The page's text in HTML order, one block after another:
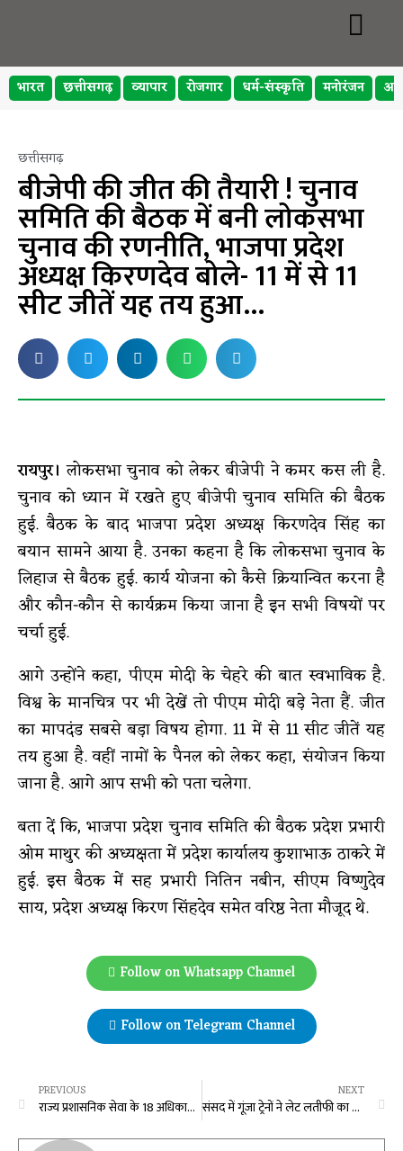
भारत छत्तीसगढ़ व्यापार रोजगार धर्म-संस्कृति मनोरंजन
छत्तीसगढ़
बीजेपी की जीत की तैयारी ! चुनाव
समिति की बैठक में बनी लोकसभा
चुनाव की रणनीति, भाजपा प्रदेश
अध्यक्ष किरणदेव बोले- 11 में से 11
सीट जीतें यह तय हुआ…
रायपुर। लोकसभा चुनाव को लेकर बीजेपी ने कमर कस ली है.
चुनाव को ध्यान में रखते हुए बीजेपी चुनाव समिति की बैठक
हुई. बैठक के बाद भाजपा प्रदेश अध्यक्ष किरणदेव सिंह का
बयान सामने आया है. उनका कहना है कि लोकसभा चुनाव के
लिहाज से बैठक हुई. कार्य योजना को कैसे क्रियान्वित करना है
और कौन-कौन से कार्यक्रम किया जाना है इन सभी विषयों पर
चर्चा हुई.
आगे उन्होंने कहा, पीएम मोदी के चेहरे की बात स्वभाविक है.
विश्व के मानचित्र पर भी देखें तो पीएम मोदी बड़े नेता हैं. जीत
का मापदंड सबसे बड़ा विषय होगा. 11 में से 11 सीट जीतें यह
तय हुआ है. वहीं नामों के पैनल को लेकर कहा, संयोजन किया
जाना है. आगे आप सभी को पता चलेगा.
बता दें कि, भाजपा प्रदेश चुनाव समिति की बैठक प्रदेश प्रभारी
ओम माथुर की अध्यक्षता में प्रदेश कार्यालय कुशाभाऊ ठाकरे में
हुई. इस बैठक में सह प्रभारी नितिन नबीन, सीएम विष्णुदेव
साय, प्रदेश अध्यक्ष किरण सिंहदेव समेत वरिष्ठ नेता मौजूद थे.
Follow on Whatsapp Channel
Follow on Telegram Channel
PREVIOUS
राज्य प्रशासनिक सेवा के 18 अधिकारियों का तबादला, अजय कुमार अग्रवाल बनाए गए संचालक जनसंपर्क…
NEXT
संसद में गूंजा ट्रेनों ने लेट लतीफी का मामला : सांसद सुनील सोनी ने प्रधानमंत्री और रेल मंत्री से की व्यवस्थाओं को दुरुस्त करने की मांग